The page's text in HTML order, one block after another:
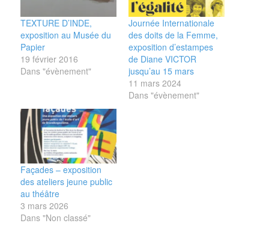
TEXTURE D’INDE,
exposition au Musée du
Papier
19 février 2016
Dans "évènement"
Journée Internationale
des doits de la Femme,
exposition d’estampes
de Diane VICTOR
jusqu’au 15 mars
11 mars 2024
Dans "évènement"
Façades – exposition
des ateliers jeune public
au théâtre
3 mars 2026
Dans "Non classé"